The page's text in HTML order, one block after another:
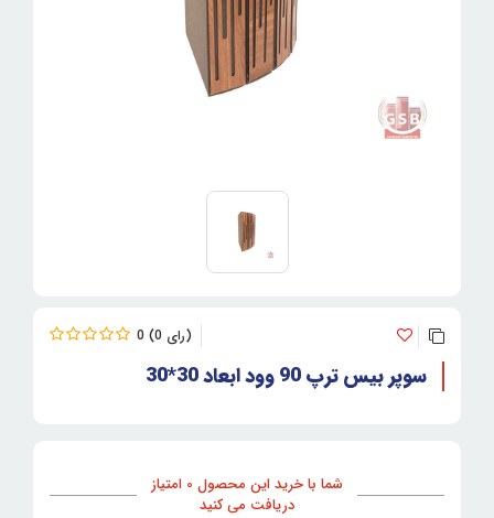
0 0
سوپر بیس ترپ 90 وود ابعاد 30*30
شما با خرید این محصول 0 امتیاز
دریافت می کنید